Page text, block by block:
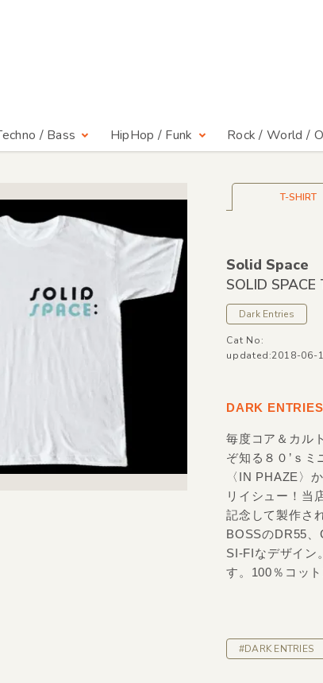
/ Bass HipHop / Funk Rock / World /
T-SHIRT
Solid Space
SOLID SPACE
Dark Entries
Cat No:
updated:2018-06-
DARK
毎度コア＆カル
ぞ知る８０’ｓ
〈IN PHAZE〉
リイシュー！当
記念して製作さ
BOSSのDR55
SI-FIなデザイン
す。100％コッ
#DARK ENTRIES